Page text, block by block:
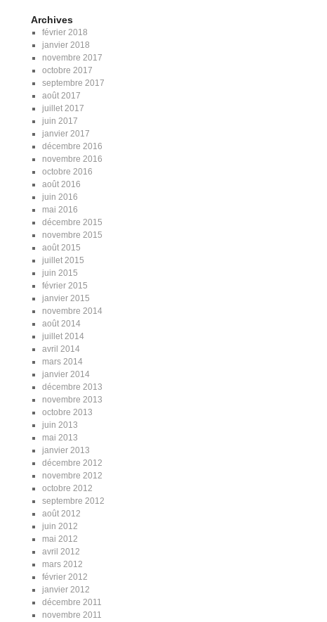
Archives
février 2018
janvier 2018
novembre 2017
octobre 2017
septembre 2017
août 2017
juillet 2017
juin 2017
janvier 2017
décembre 2016
novembre 2016
octobre 2016
août 2016
juin 2016
mai 2016
décembre 2015
novembre 2015
août 2015
juillet 2015
juin 2015
février 2015
janvier 2015
novembre 2014
août 2014
juillet 2014
avril 2014
mars 2014
janvier 2014
décembre 2013
novembre 2013
octobre 2013
juin 2013
mai 2013
janvier 2013
décembre 2012
novembre 2012
octobre 2012
septembre 2012
août 2012
juin 2012
mai 2012
avril 2012
mars 2012
février 2012
janvier 2012
décembre 2011
novembre 2011